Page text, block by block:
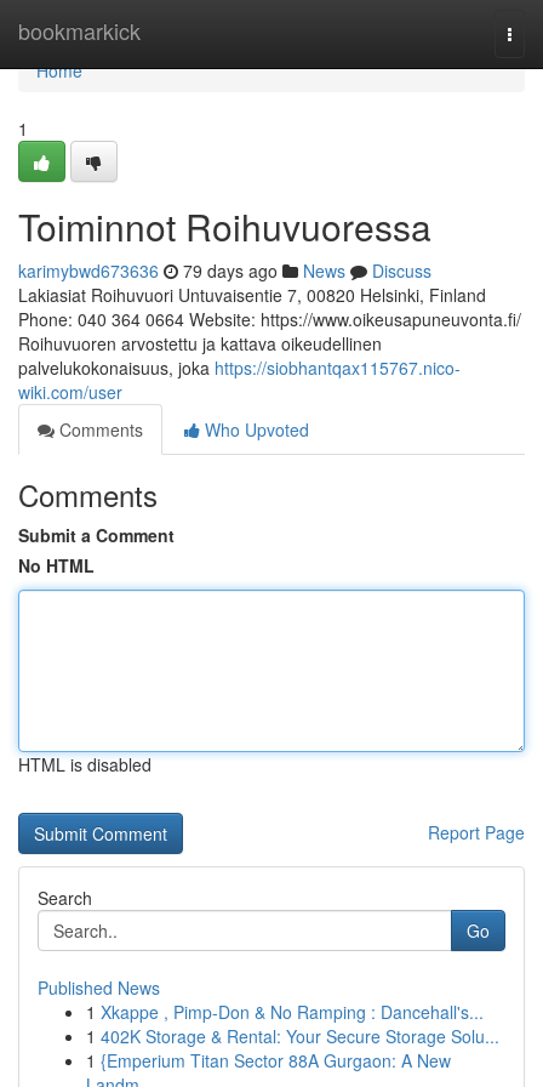
bookmarkick
Home
Home
1
Toiminnot Roihuvuoressa
karimybwd673636 79 days ago News
Discuss
Lakiasiat Roihuvuori Untuvaisentie 7, 00820 Helsinki, Finland
Phone: 040 364 0664 Website: https://www.oikeusapuneuvonta.fi/
Roihuvuoren arvostettu ja kattava oikeudellinen
palvelukokonaisuus, joka https://siobhantqax115767.nico-
wiki.com/user
Comments
Who Upvoted
Comments
Submit a Comment
No HTML
HTML is disabled
Report Page
Search
Go
Published News
1 Xkappe , Pimp-Don & No Ramping : Dancehall's...
1 402K Storage & Rental: Your Secure Storage Solu...
1 {Emperium Titan Sector 88A Gurgaon: A New